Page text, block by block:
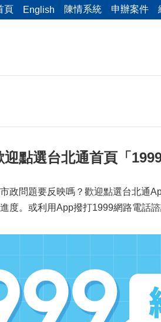
頁 English 陳情系統 申辦案件
點選台北通首頁「
政問題要反映嗎？歡迎點選台北通
度。或利用App撥打1999網路電話